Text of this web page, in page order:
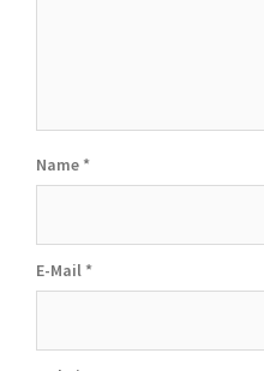
Name *
E-Mail *